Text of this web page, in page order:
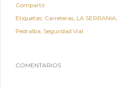
Compartir
Etiquetas: Carreteras LA SERRANIA
Pedralba Seguridad Vial
COMENTARIOS